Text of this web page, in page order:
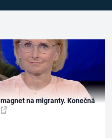
na migranty. Konečná